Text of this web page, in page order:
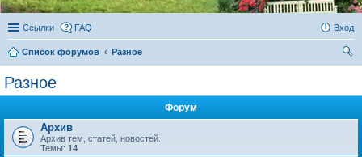
Ссылки FAQ Вход
Список форумов
Разное
Разное
Форум
Архив
Архив тем, статей, новостей.
Темы: 14